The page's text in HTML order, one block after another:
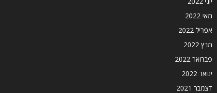
מאי 2022
אפריל 2022
מרץ 2022
פברואר 2022
ינואר 2022
דצמבר 2021